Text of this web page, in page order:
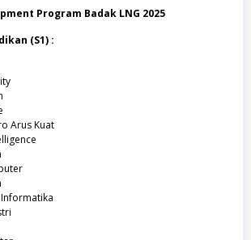
Program Badak LNG 2025
(S1) :
Arus Kuat